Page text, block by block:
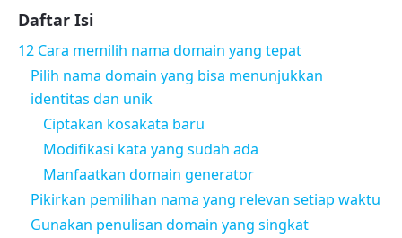
Daftar Isi
12 Cara memilih nama domain yang tepat
Pilih nama domain yang bisa menunjukkan
identitas dan unik
Ciptakan kosakata baru
Modifikasi kata yang sudah ada
Manfaatkan domain generator
Pikirkan pemilihan nama yang relevan setiap waktu
Gunakan penulisan domain yang singkat